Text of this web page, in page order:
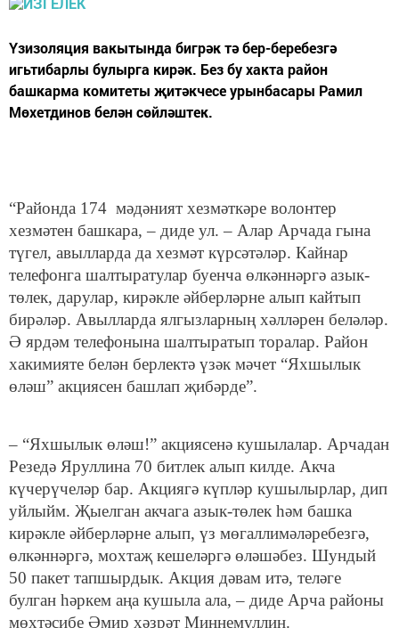
Үзизоляция вакытында бигрәк тә бер-беребезгә
игьтибарлы булырга кирәк. Без бу хакта район
башкарма комитеты җитәкчесе урынбасары Рамил
Мөхетдинов белән сөйләштек.
“Районда 174 мәдәният хезмәткәре волонтер
хезмәтен башкара, – диде ул. – Алар Арчада гына
түгел, авылларда да хезмәт күрсәтәләр. Кайнар
телефонга шалтыратулар буенча өлкәннәргә азык-
төлек, дарулар, кирәкле әйберләрне алып кайтып
бирәләр. Авылларда ялгызларның хәлләрен беләләр.
Ә ярдәм телефонына шалтыратып торалар. Район
хакимияте белән берлектә үзәк мәчет “Яхшылык
өләш” акциясен башлап җибәрде”.
– “Яхшылык өләш!” акциясенә кушылалар. Арчадан
Резедә Яруллина 70 битлек алып килде. Акча
күчерүчеләр бар. Акциягә күпләр кушылырлар, дип
уйлыйм. Җыелган акчага азык-төлек һәм башка
кирәкле әйберләрне алып, үз мөгаллимәләребезгә,
өлкәннәргә, мохтаҗ кешеләргә өләшәбез. Шундый
50 пакет тапшырдык. Акция дәвам итә, теләге
булган һәркем аңа кушыла ала, – диде Арча районы
мөхтәсибе Әмир хәзрәт Миңнемуллин.